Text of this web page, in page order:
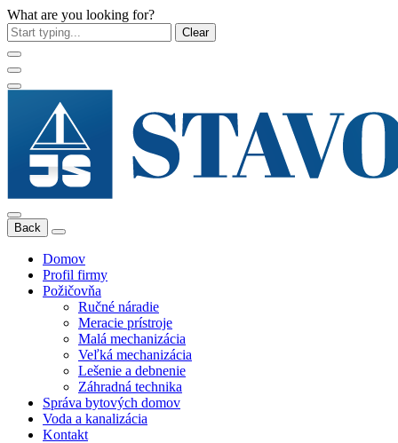
What are you looking for?
Clear
Back
Domov
Profil firmy
Požičovňa
Ručné náradie
Meracie prístroje
Malá mechanizácia
Veľká mechanizácia
Lešenie a debnenie
Záhradná technika
Správa bytových domov
Voda a kanalizácia
Kontakt